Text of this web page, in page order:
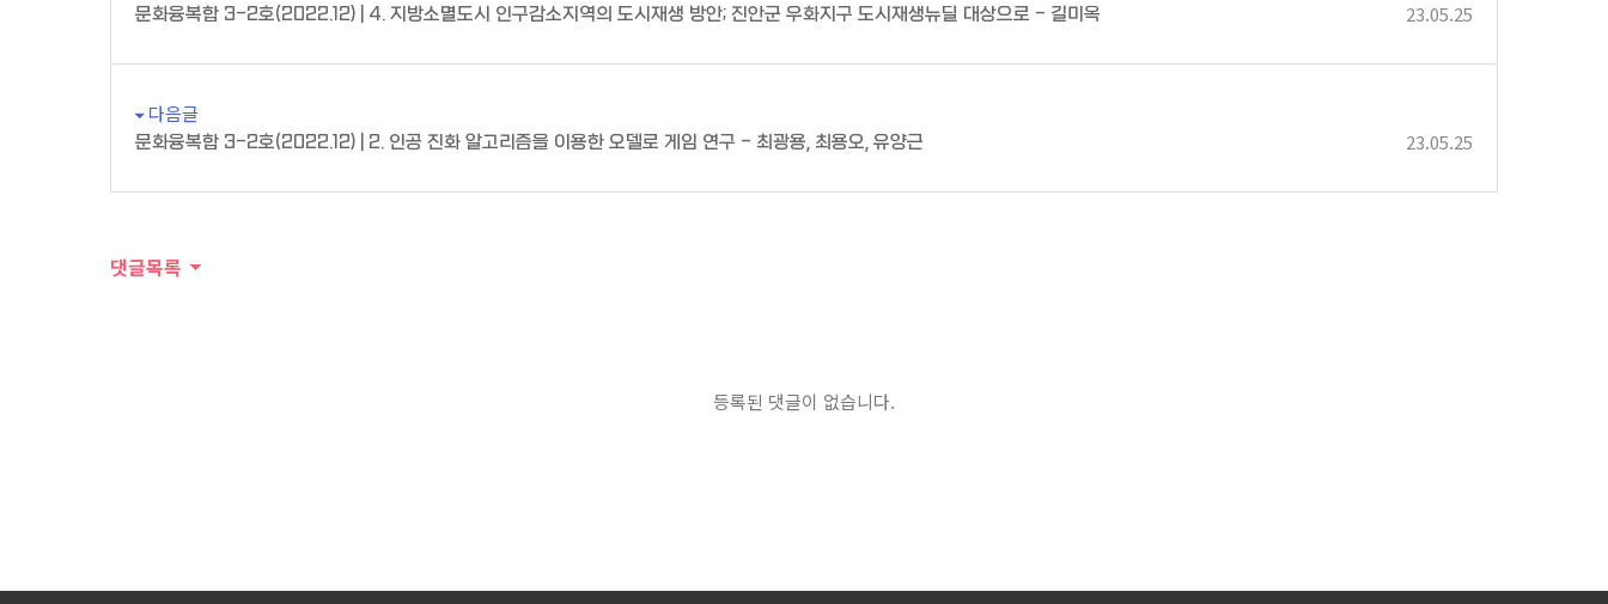
문화융복합 3-2호(2022.12) | 4. 지방소멸도시 인구감소지역의 도시재생 방안; 진안군 우화지구 도시재생뉴딜 대상으로 - 길미옥 23.05.25
다음글
문화융복합 3-2호(2022.12) | 2. 인공 진화 알고리즘을 이용한 오델로 게임 연구 - 최광용, 최용오, 유양근 23.05.25
댓글목록
등록된 댓글이 없습니다.